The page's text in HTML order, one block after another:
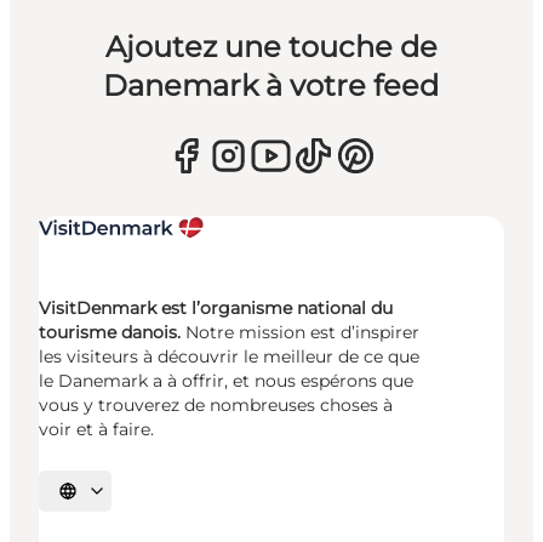
Ajoutez une touche de
Danemark à votre feed
VisitDenmark est l’organisme national du
tourisme danois. Notre mission est d’inspirer
les visiteurs à découvrir le meilleur de ce que
le Danemark a à offrir, et nous espérons que
vous y trouverez de nombreuses choses à
voir et à faire.
Choisissez la langue